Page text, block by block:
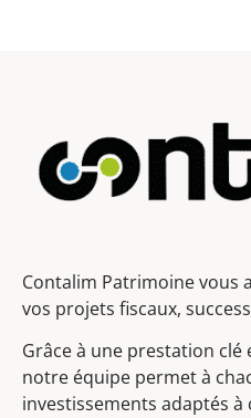
Contalim Patrimoine vous
vos projets fiscaux,
Grâce à une prestation
notre équipe permet à
investissements adaptés